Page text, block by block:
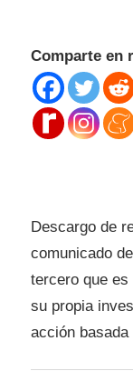
Comparte en
Descargo de
comunicado
tercero que
su propia
acción